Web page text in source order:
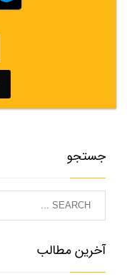
جستجو
آخرین مطالب